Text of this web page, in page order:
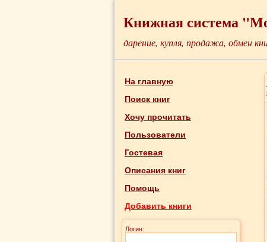
Книжная система
дарение, купля, продажа, обмен
На главную
Поиск книг
Хочу прочитать
Пользователи
Гостевая
Описания книг
Помощь
Добавить книги
Логин: